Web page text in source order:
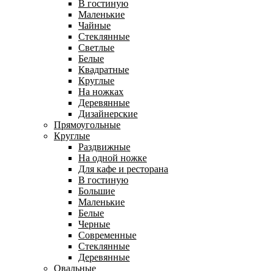
В гостиную
Маленькие
Чайные
Стеклянные
Светлые
Белые
Квадратные
Круглые
На ножках
Деревянные
Дизайнерские
Прямоугольные
Круглые
Раздвижные
На одной ножке
Для кафе и ресторана
В гостиную
Большие
Маленькие
Белые
Черные
Современные
Стеклянные
Деревянные
Овальные